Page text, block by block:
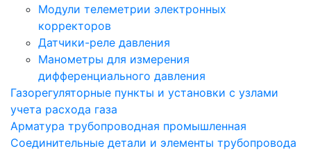
Модули телеметрии электронных
корректоров
Датчики-реле давления
Манометры для измерения
дифференциального давления
Газорегуляторные пункты и установки с узлами
учета расхода газа
Арматура трубопроводная промышленная
Соединительные детали и элементы трубопровода